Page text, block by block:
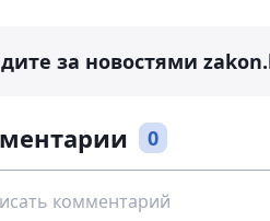
за новостями
0